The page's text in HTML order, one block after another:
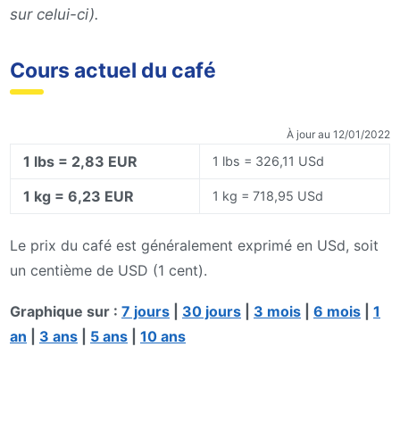
sur celui-ci).
Cours actuel du café
À jour au 12/01/2022
1 lbs = 2,83 EUR 1 lbs = 326,11 USd
1 kg = 6,23 EUR 1 kg = 718,95 USd
Le prix du café est généralement exprimé en USd, soit
un centième de USD (1 cent).
Graphique sur : 7 jours 30 jours 3 mois 6 mois
1
an
3 ans 5 ans 10 ans